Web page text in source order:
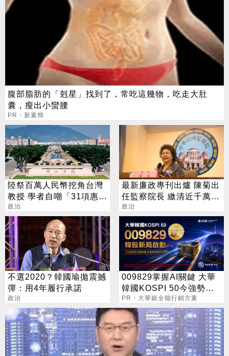
腹部脂肪的「剋星」找到了，常吃這幾物，吃走大肚
囊，瘦出小蠻腰
PR・新素簡
陸祭百萬人民幣挖角台灣
教授 學者自嘲「31項惠台
領頭羊」
政治
最新廉政專刊出爐 陳菊出
任監察院長 繳清近千萬房
貸
政治
不選2020？韓國瑜拋震撼
彈：用4年履行承諾
政治
009829掌握AI關鍵 大華
韓國KOSPI 50今強勢開
募
PR・大華銀全能行銷方案